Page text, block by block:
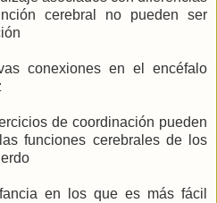
cerebral no pueden ser
conexiones en el encéfalo
de coordinación pueden
funciones cerebrales de los
en los que es más fácil